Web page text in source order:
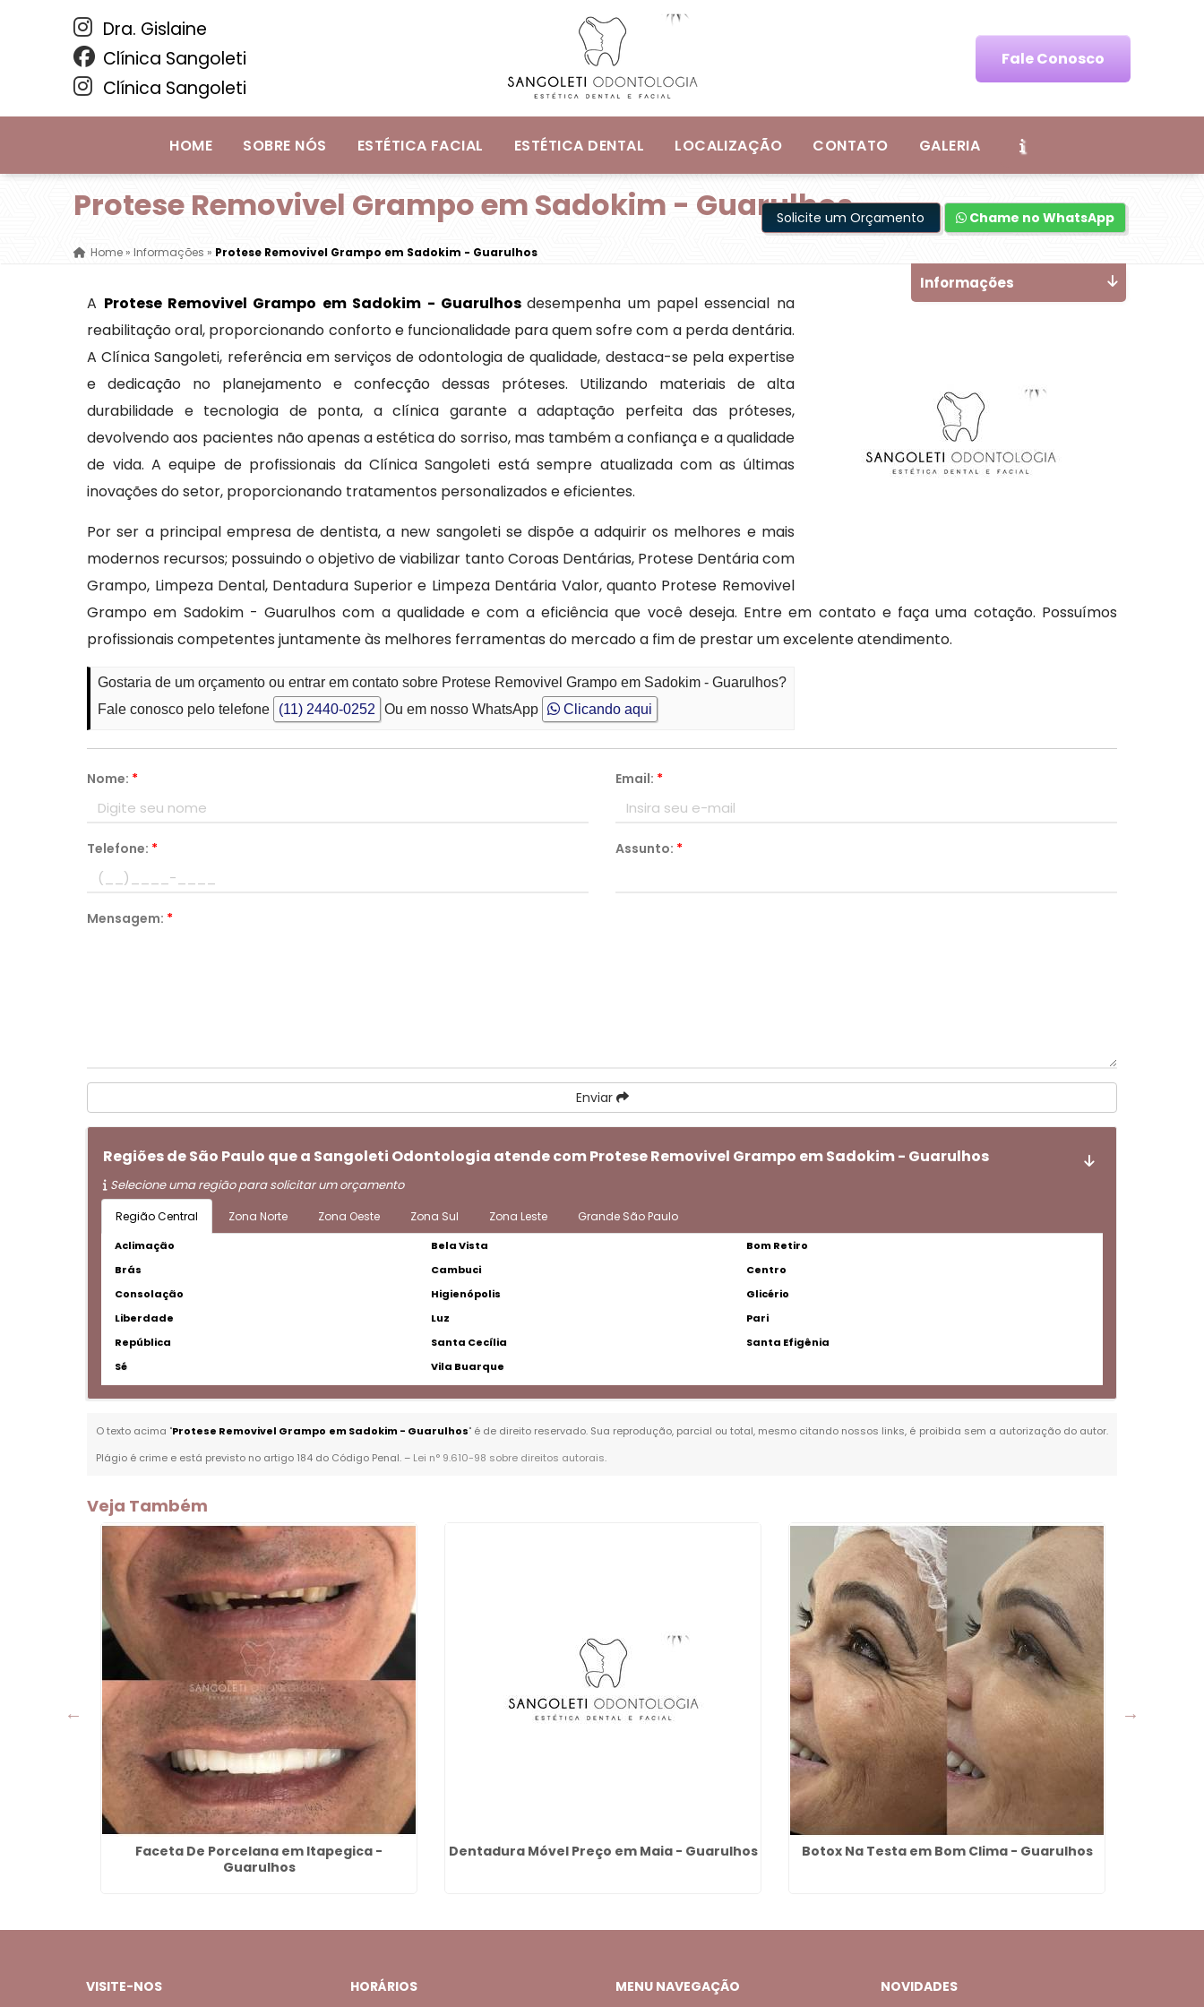
Dra. Gislaine
Clínica Sangoleti
Clínica Sangoleti
Fale Conosco
HOME SOBRE NÓS ESTÉTICA FACIAL ESTÉTICA DENTAL LOCALIZAÇÃO CONTATO GALERIA
Protese Removivel Grampo em Sadokim - Guarulhos
Home»Informações » Protese Removivel Grampo em Sadokim - Guarulhos
Solicite um Orçamento Chame no WhatsApp
A Protese Removivel Grampo em Sadokim - Guarulhosdesempenha um papel essencial na
reabilitação oral, proporcionando conforto e funcionalidade para quem sofre com a perda dentária.
A Clínica Sangoleti, referência em serviços de odontologia de qualidade, destaca-se pela expertise
e dedicação no planejamento e confecção dessas próteses. Utilizando materiais de alta
durabilidade e tecnologia de ponta, a clínica garante a adaptação perfeita das próteses,
devolvendo aos pacientes não apenas a estética do sorriso, mas também a confiança e a qualidade
de vida. A equipe de profissionais da Clínica Sangoleti está sempre atualizada com as últimas
inovações do setor, proporcionando tratamentos personalizados e eficientes.
Por ser a principal empresa de dentista, a new sangoleti se dispõe a adquirir os melhores e mais
modernos recursos; possuindo o objetivo de viabilizar tanto Coroas Dentárias, Protese Dentária com
Grampo, Limpeza Dental, Dentadura Superior e Limpeza Dentária Valor, quanto Protese Removivel
Grampo em Sadokim - Guarulhos com a qualidade e com a eficiência que você deseja. Entre em contato e faça uma cotação. Possuímos
profissionais competentes juntamente às melhores ferramentas do mercado a fim de prestar um excelente atendimento.
Gostaria de um orçamento ou entrar em contato sobre Protese Removivel Grampo em Sadokim - Guarulhos?
Fale conosco pelo telefone
(11) 2440-0252 Ou em nosso WhatsApp Clicando aqui
Nome: * Email: *
Telefone: * Assunto: *
Mensagem: *
Enviar
Regiões de São Paulo que a Sangoleti Odontologia atende com Protese Removivel Grampo em Sadokim - Guarulhos
Selecione uma região para solicitar um orçamento
Região Central Zona Norte Zona Oeste Zona Sul Zona Leste Grande São Paulo
Aclimação Bela Vista
Bom Retiro
Brás
Cambuci
Centro
Consolação
Higienópolis
Glicério
Liberdade
Luz
Pari
República
Santa Cecília
Santa Efigênia
Sé
Vila Buarque
O texto acima "Protese Removivel Grampo em Sadokim - Guarulhos" é de direito reservado. Sua reprodução, parcial ou total, mesmo citando nossos links, é proibida sem a autorização do autor.
Plágio é crime e está previsto no artigo 184 do Código Penal. – Lei n° 9.610-98 sobre direitos autorais.
Informações
Veja Também
Faceta De Porcelana em Itapegica -
Guarulhos
Dentadura Móvel Preço em Maia - Guarulhos Botox Na Testa em Bom Clima - Guarulhos
VISITE-NOS HORÁRIOS MENU NAVEGAÇÃO NOVIDADES